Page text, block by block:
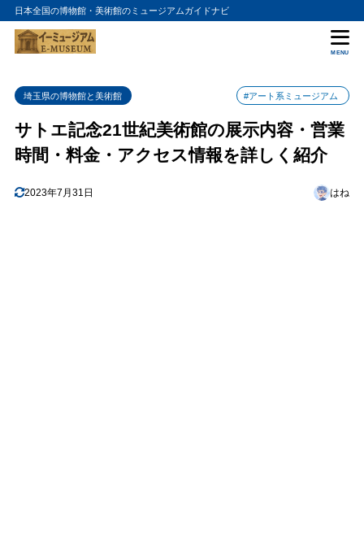
日本全国の博物館・美術館のミュージアムガイドナビ
MENU
埼玉県の博物館と美術館 #アート系ミュージアム
サトエ記念21世紀美術館の展示内容・営業
時間・料金・アクセス情報を詳しく紹介
2023年7月31日 はね
目次
1 サトエ記念21世紀美術館の入館料金